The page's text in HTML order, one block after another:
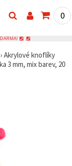
0
› Akrylové knoflíky
3 mm, mix barev, 20